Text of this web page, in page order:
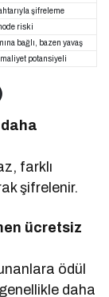
şifreleme
riski
bağlı, bazen yavaş
potansiyeli
farklı
şifrelenir.
ücretsiz
ödül
daha